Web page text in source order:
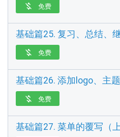
 免费
基础篇25. 复习、总结、
 免费
基础篇26. 添加logo、主
 免费
基础篇27. 菜单的覆写（上